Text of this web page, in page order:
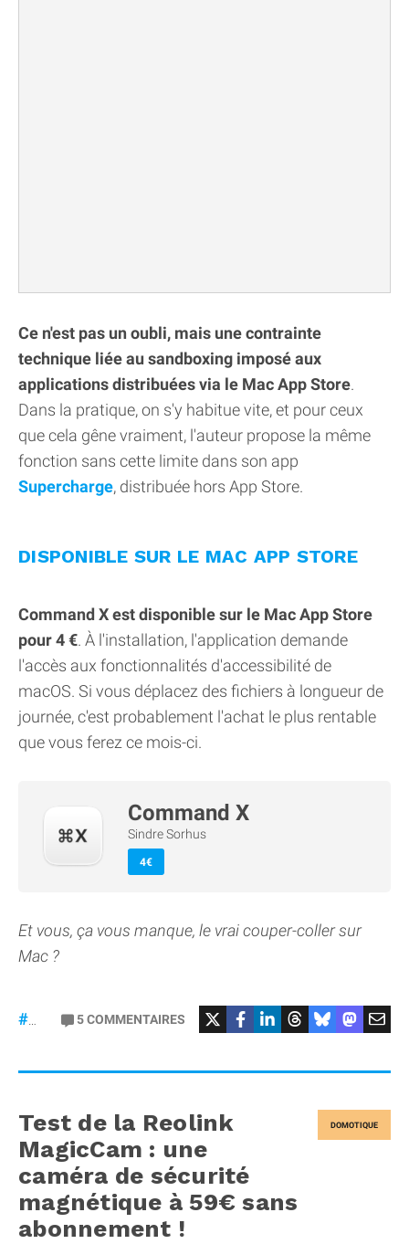
Ce n'est pas un oubli, mais une contrainte
technique liée au sandboxing imposé aux
applications distribuées via le Mac App Store.
Dans la pratique, on s'y habitue vite, et pour ceux
que cela gêne vraiment, l'auteur propose la même
fonction sans cette limite dans son app
Supercharge, distribuée hors App Store.
DISPONIBLE SUR LE MAC APP STORE
Command X est disponible sur le Mac App Store
pour 4 €. À l'installation, l'application demande
l'accès aux fonctionnalités d'accessibilité de
macOS. Si vous déplacez des fichiers à longueur de
journée, c'est probablement l'achat le plus rentable
que vous ferez ce mois-ci.
Command X
Sindre Sorhus
4€
Et vous, ça vous manque, le vrai couper-coller sur
Mac ?
#macOS 5COMMENTAIRES
DOMOTIQUE
Test de la Reolink
MagicCam : une
caméra de sécurité
magnétique à 59€ sans
abonnement !